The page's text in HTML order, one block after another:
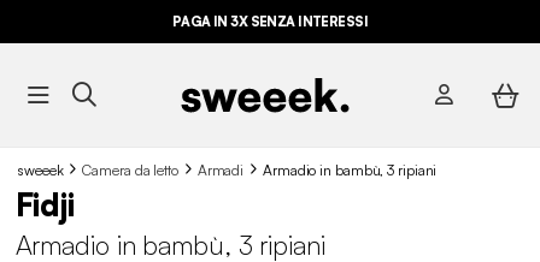
PAGA IN 3X SENZA INTERESSI
sweeek Camera da letto Armadi Armadio in bambù, 3 ripiani
Fidji
Armadio in bambù, 3 ripiani